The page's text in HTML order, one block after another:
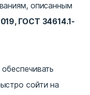
описанным
ГОСТ 34614.1-
сойти на